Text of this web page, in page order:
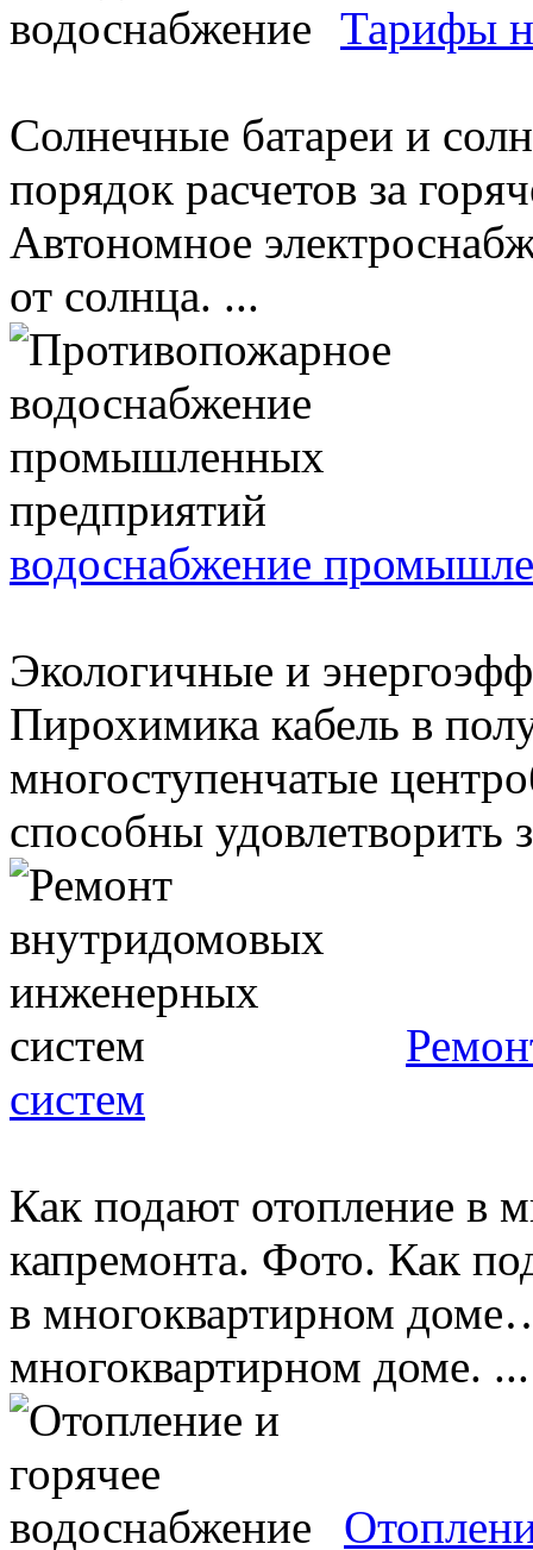
Тарифы
Солнечные батареи и
порядок расчетов за
Автономное
от солнца. ...
водоснабжение
Экологичные и
Пирохимика кабель в
многоступенчатые
способны удовлетворить
систем
Как подают отопление в
капремонта. Фото. Как
в многоквартирном
многоквартирном доме. ...